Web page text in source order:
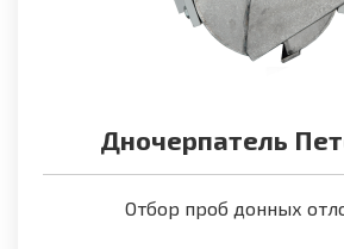
Дночерпатель
Отбор проб донных